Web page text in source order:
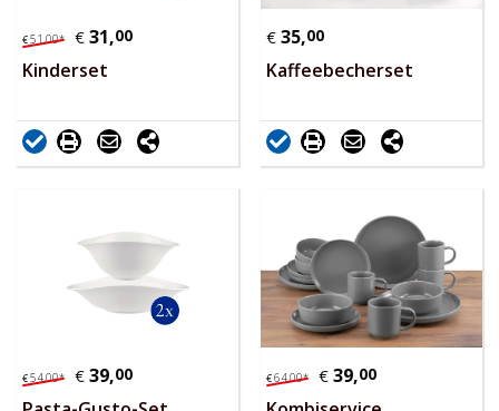
€51,00* € 31,00
Kinderset
€ 35,00
Kaffeebecherset
€54,00* € 39,00 €64,00* € 39,00